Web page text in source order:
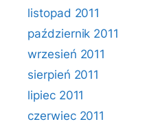
listopad 2011
październik 2011
wrzesień 2011
sierpień 2011
lipiec 2011
czerwiec 2011